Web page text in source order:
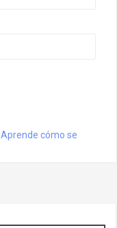
Aprende cómo se